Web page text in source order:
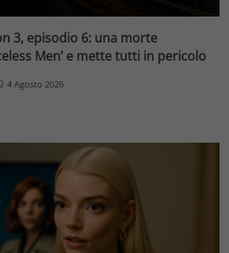
3, episodio 6: una morte
Men’ e mette tutti in pericolo
4 Agosto 2026